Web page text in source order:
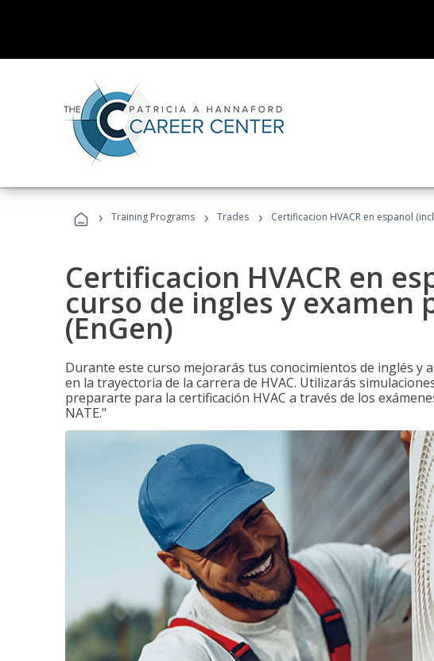
› Training Programs › Trades › Certificacion HVACR en espanol
Certificacion HVACR en
curso de ingles y examen
(EnGen)
Durante este curso mejorarás tus conocimientos de inglés y
en la trayectoria de la carrera de HVAC. Utilizarás
prepararte para la certificación HVAC a través de los
NATE."